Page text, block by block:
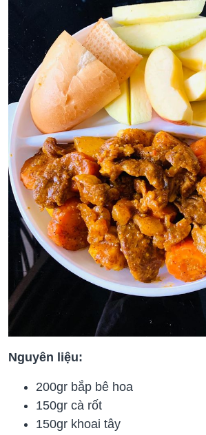
Nguyên liệu:
200gr bắp bê hoa
150gr cà rốt
150gr khoai tây